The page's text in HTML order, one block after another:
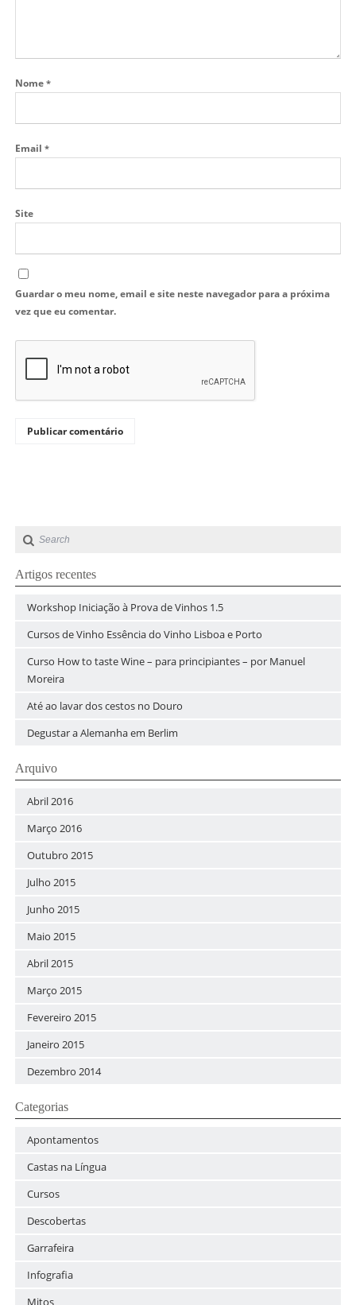
Nome *
Email *
Site
Guardar o meu nome, email e site neste navegador para a próxima
vez que eu comentar.
Artigos recentes
Workshop Iniciação à Prova de Vinhos 1.5
Cursos de Vinho Essência do Vinho Lisboa e Porto
Curso How to taste Wine – para principiantes – por Manuel
Moreira
Até ao lavar dos cestos no Douro
Degustar a Alemanha em Berlim
Arquivo
Abril 2016
Março 2016
Outubro 2015
Julho 2015
Junho 2015
Maio 2015
Abril 2015
Março 2015
Fevereiro 2015
Janeiro 2015
Dezembro 2014
Categorias
Apontamentos
Castas na Língua
Cursos
Descobertas
Garrafeira
Infografia